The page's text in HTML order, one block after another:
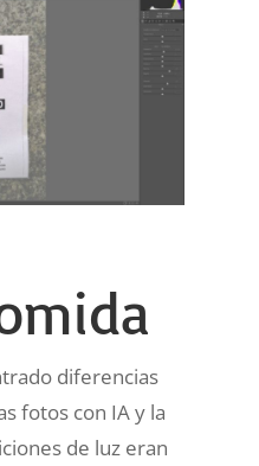
diferencias
fotos con IA y la
de luz eran